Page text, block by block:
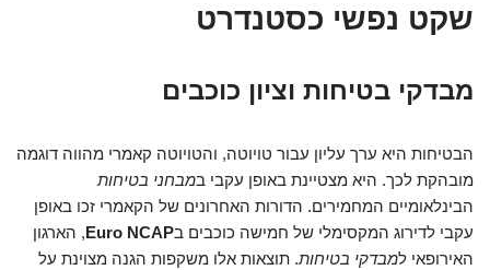
שקט נפשי כסטנדרט
מבדקי בטיחות וציון כוכבים
הבטיחות היא ערך עליון עבור טויוטה, והטויוטה קאמרי מהווה דוגמה
מובהקת לכך. היא מצטיינת באופן עקבי במבחני בטיחות
הבינלאומיים המחמירים. הדורות האחרונים של הקאמרי זכו באופן
עקבי לדירוג המקסימלי של חמישה כוכבים בEuro NCAP, הארגון
האירופאי למבדקי בטיחות. תוצאות אלו משקפות הגנה מצוינת על